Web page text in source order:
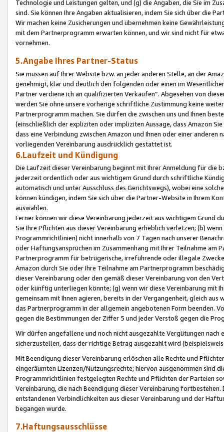
Technologie und Leistungen gelten, und (g) die Angaben, die Sie im
sind. Sie können Ihre Angaben aktualisieren, indem Sie sich über die
Wir machen keine Zusicherungen und übernehmen keine
mit dem Partnerprogramm erwarten können, und wir sind nicht für
vornehmen.
5.Angabe Ihres Partner-Status
Sie müssen auf Ihrer Website bzw. an jeder anderen Stelle, an der
genehmigt, klar und deutlich den folgenden oder einen im
Partner verdiene ich an qualifizierten Verkäufen“. Abgesehen von
werden Sie ohne unsere vorherige schriftliche Zustimmung keine
Partnerprogramm machen. Sie dürfen die zwischen uns und Ihnen
(einschließlich der expliziten oder impliziten Aussage, dass Amazon
dass eine Verbindung zwischen Amazon und Ihnen oder einer
vorliegenden Vereinbarung ausdrücklich gestattet ist.
6.Laufzeit und Kündigung
Die Laufzeit dieser Vereinbarung beginnt mit Ihrer Anmeldung für die
jederzeit ordentlich oder aus wichtigem Grund durch schriftliche
automatisch und unter Ausschluss des Gerichtswegs), wobei eine
können kündigen, indem Sie sich über die Partner-Website in Ihrem
auswählen.
Ferner können wir diese Vereinbarung jederzeit aus wichtigem Grund
Sie Ihre Pflichten aus dieser Vereinbarung erheblich verletzen; (b)
Programmrichtlinien) nicht innerhalb von 7 Tagen nach unserer
oder Haftungsansprüchen im Zusammenhang mit Ihrer Teilnahme am
Partnerprogramm für betrügerische, irreführende oder illegale
Amazon durch Sie oder Ihre Teilnahme am Partnerprogramm
dieser Vereinbarung oder den gemäß dieser Vereinbarung von den
oder künftig unterliegen könnte; (g) wenn wir diese Vereinbarung mit
gemeinsam mit Ihnen agieren, bereits in der Vergangenheit, gleich
das Partnerprogramm in der allgemein angebotenen Form beenden.
gegen die Bestimmungen der Ziffer 5 und jeder Verstoß gegen die
Wir dürfen angefallene und noch nicht ausgezahlte Vergütungen
sicherzustellen, dass der richtige Betrag ausgezahlt wird
Mit Beendigung dieser Vereinbarung erlöschen alle Rechte und
eingeräumten Lizenzen/Nutzungsrechte; hiervon ausgenommen sind
Programmrichtlinien festgelegten Rechte und Pflichten der Parteien
Vereinbarung, die nach Beendigung dieser Vereinbarung
entstandenen Verbindlichkeiten aus dieser Vereinbarung und der
begangen wurde.
7.Haftungsausschlüsse